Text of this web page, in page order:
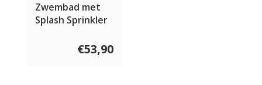
Zwembad met
Splash Sprinkler
€53,90